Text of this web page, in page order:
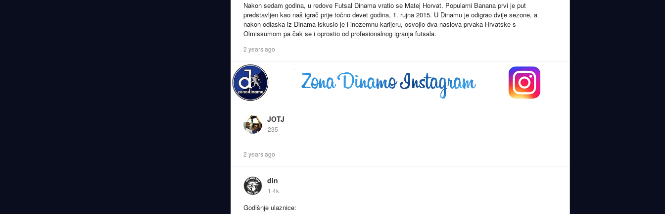
Nakon sedam godina, u redove Futsal Dinama vratio se Matej Horvat. Popularni Banana prvi je put
predstavljen kao naš igrač prije točno devet godina, 1. rujna 2015. U Dinamu je odigrao dvije sezone, a
nakon odlaska iz Dinama iskusio je i inozemnu karijeru, osvojio dva naslova prvaka Hrvatske s
Olmissumom pa čak se i oprostio od profesionalnog igranja futsala.
2 years ago
JOTJ
235
2 years ago
din
1.4k
Godišnje ulaznice: